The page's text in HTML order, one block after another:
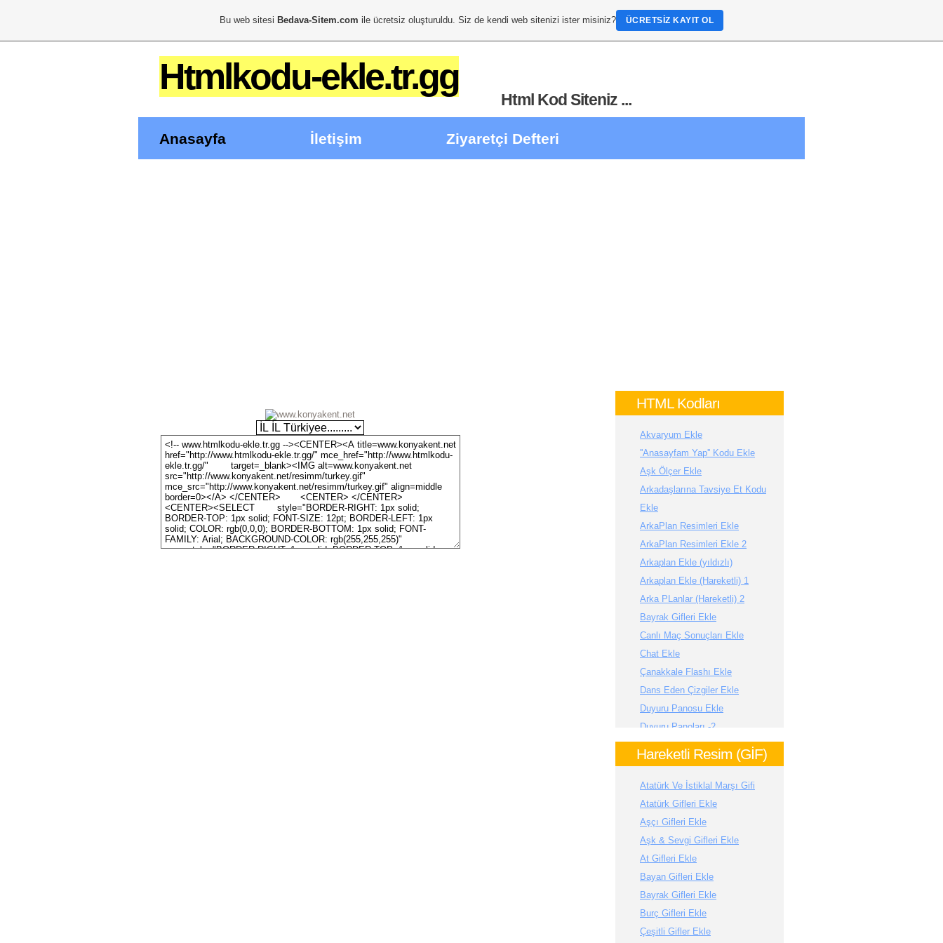
Htmlkodu-ekle.tr.gg
Html Kod Siteniz ...
Anasayfa İletişim Ziyaretçi Defteri
HTML Kodları
Akvaryum Ekle
''Anasayfam Yap'' Kodu Ekle
Aşk Ölçer Ekle
Arkadaşlarına Tavsiye Et Kodu
Ekle
ArkaPlan Resimleri Ekle
ArkaPlan Resimleri Ekle 2
Arkaplan Ekle (yıldızlı)
Arkaplan Ekle (Hareketli) 1
Arka PLanlar (Hareketli) 2
Bayrak Gifleri Ekle
Canlı Maç Sonuçları Ekle
Chat Ekle
Çanakkale Flashı Ekle
Dans Eden Çizgiler Ekle
Duyuru Panosu Ekle
Duyuru Panoları -2
Efektli Kayan Yazılar Ekle
Emeğe Saygı Gifleri Ekle
Flashlı İstiklal Marşı Ekle
Flash Selamlama Ekle
Flashlı HoşGeldin Ekle
Flashlı Karşılama Ekle
Zıplayan Yazılar Ekle
Flash Kelebek Ekle
Günlük Gazeteler Ekle
Günlük Gazeteler Ekle 2
Hareketli Resim (GİF)
Atatürk Ve İstiklal Marşı Gifi
Atatürk Gifleri Ekle
Aşçı Gifleri Ekle
Aşk & Sevgi Gifleri Ekle
At Gifleri Ekle
Bayan Gifleri Ekle
Bayrak Gifleri Ekle
Burç Gifleri Ekle
Çeşitli Gifler Ekle
Bu web sitesi Bedava-Sitem.com ile ücretsiz oluşturuldu. Siz de kendi web sitenizi ister misiniz? ÜCRETSIZ KAYIT OL